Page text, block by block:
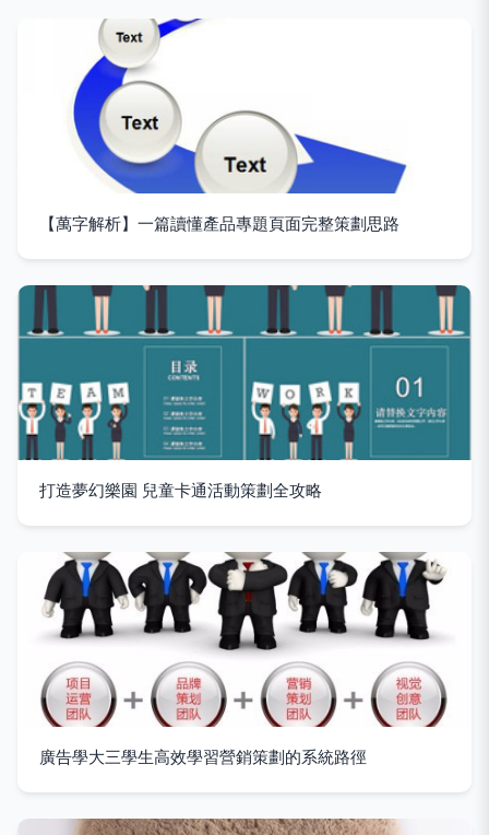
【萬字解析】一篇讀懂產品專題頁面完整策劃思路
打造夢幻樂園 兒童卡通活動策劃全攻略
廣告學大三學生高效學習營銷策劃的系統路徑